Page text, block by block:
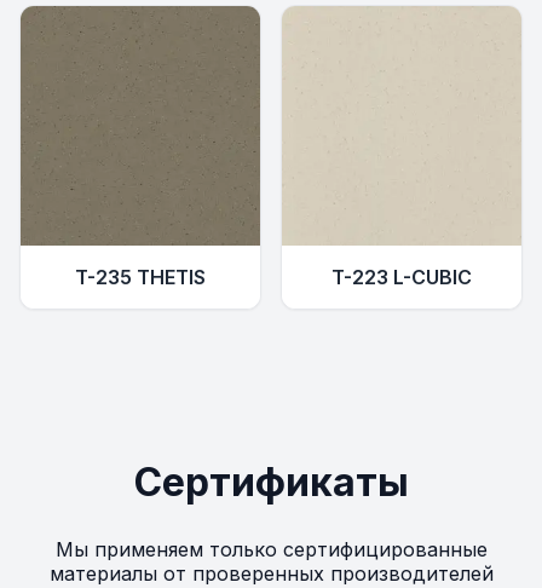
T-235 THETIS T-223 L-CUBIC
Сертификаты
Мы применяем только сертифицированные
материалы от проверенных производителей